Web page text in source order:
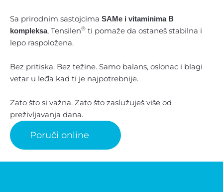
Sa prirodnim sastojcima SAMe i vitaminima B
kompleksa, Tensilen® ti pomaže da ostaneš stabilna i
lepo raspoložena.
Bez pritiska. Bez težine. Samo balans, oslonac i blagi
vetar u leđa kad ti je najpotrebnije.
Zato što si važna. Zato što zaslužuješ više od
preživljavanja dana.
Poruči online